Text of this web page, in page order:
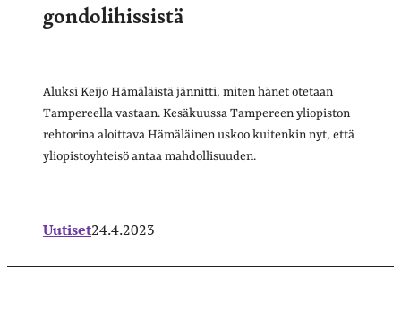
gondolihissistä
Aluksi Keijo Hämäläistä jännitti, miten hänet otetaan
Tampereella vastaan. Kesäkuussa Tampereen yliopiston
rehtorina aloittava Hämäläinen uskoo kuitenkin nyt, että
yliopistoyhteisö antaa mahdollisuuden.
Uutiset24.4.2023